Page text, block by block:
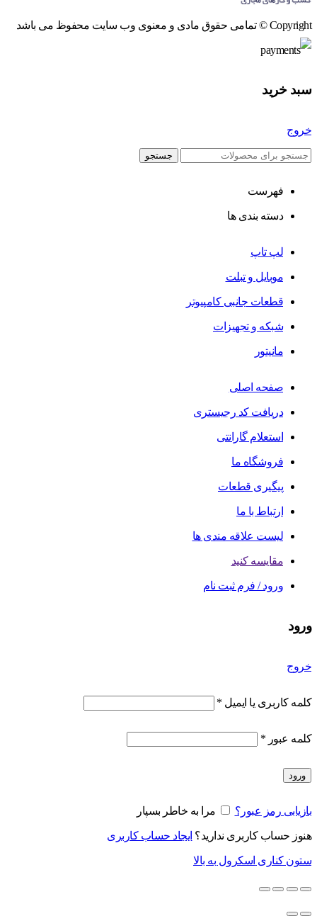
Copyright © تمامی حقوق مادی و معنوی وب سایت محفوظ می باشد
سبد خرید
خروج
جستجو
فهرست
دسته بندی ها
لپ تاپ
موبایل و تبلت
قطعات جانبی کامپیوتر
شبکه و تجهیزات
مانیتور
صفحه اصلی
دریافت کد رجیستری
استعلام گارانتی
فروشگاه ما
پیگیری قطعات
ارتباط با ما
لیست علاقه مندی ها
مقایسه کنید
ورود / فرم ثبت نام
ورود
خروج
کلمه کاربری یا ایمیل *
کلمه عبور *
ورود
بازیابی رمز عبور؟ مرا به خاطر بسپار
هنوز حساب کاربری ندارید؟ ایجاد حساب کاربری
ستون کناری اسکرول به بالا